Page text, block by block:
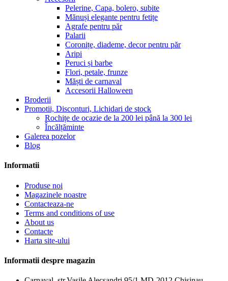
Pelerine, Capa, bolero, subite
Mănuși elegante pentru fetițe
Agrafe pentru păr
Palarii
Coronițe, diademe, decor pentru păr
Aripi
Peruci și barbe
Flori, petale, frunze
Măști de carnaval
Accesorii Halloween
Broderii
Promotii, Disconturi, Lichidari de stock
Rochițe de ocazie de la 200 lei până la 300 lei
Încălțăminte
Galerea pozelor
Blog
Informatii
Produse noi
Magazinele noastre
Contacteaza-ne
Terms and conditions of use
About us
Сontacte
Harta site-ului
Informatii despre magazin